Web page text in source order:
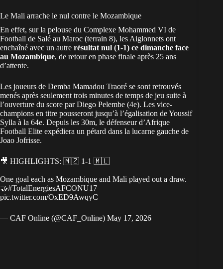
Le Mali arrache le nul contre le Mozambique
En effet, sur la pelouse du Complexe Mohammed VI de
Football de Salé au Maroc (terrain 8), les Aiglonnets ont
enchaîné avec un autre résultat nul (1-1) ce dimanche face
au Mozambique, de retour en phase finale après 25 ans
d’attente.
Les joueurs de Demba Mamadou Traoré se sont retrouvés
menés après seulement trois minutes de temps de jeu suite à
l’ouverture du score par Diego Pelembe (4e). Les vice-
champions en titre pousseront jusqu’à l’égalisation de Youssif
Sylla à la 64e. Depuis les 30m, le défenseur d’Afrique
Football Elite expédiera un pétard dans la lucarne gauche de
Joao Jofrisse.
🎥 HIGHLIGHTS: 🇲🇿 1-1 🇲🇱
One goal each as Mozambique and Mali played out a draw.
🤝#TotalEnergiesAFCONU17
pic.twitter.com/OxED9AwqyC
— CAF Online (@CAF_Online) May 17, 2026